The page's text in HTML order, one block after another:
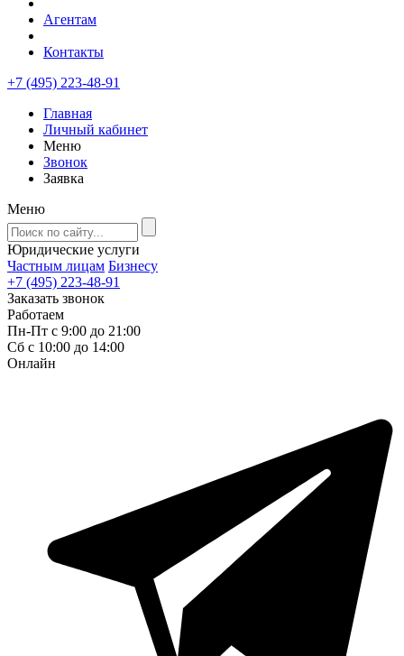
Агентам
Контакты
+7 (495) 223-48-91
Главная
Личный кабинет
Меню
Звонок
Заявка
Меню
Юридические услуги
Частным лицам Бизнесу
+7 (495) 223-48-91
Заказать звонок
Работаем
Пн-Пт с 9:00 до 21:00
Сб с 10:00 до 14:00
Онлайн